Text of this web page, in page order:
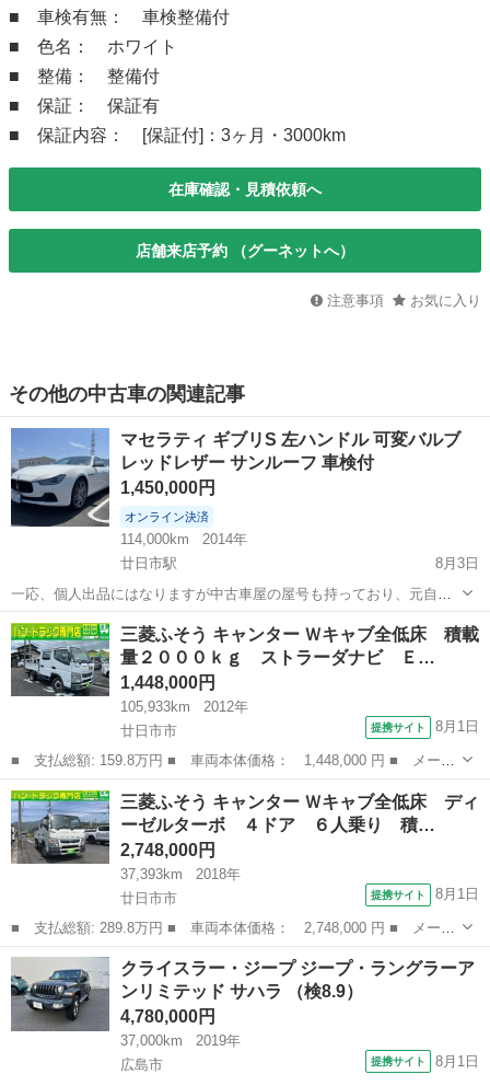
■ 車検有無： 車検整備付
■ 色名： ホワイト
■ 整備： 整備付
■ 保証： 保証有
■ 保証内容： [保証付]：3ヶ月・3000km
在庫確認・見積依頼へ
店舗来店予約 （グーネットへ）
注意事項 お気に入り
その他の中古車の関連記事
マセラティ ギブリS 左ハンドル 可変バルブ
レッドレザー サンルーフ 車検付
1,450,000円
オンライン決済
114,000km
2014年
廿日市駅
8月3日
一応、個人出品にはなりますが中古車屋の屋号も持っており、元自動
車整備士ですので車の状態の目利きはただの個人出品の方とは違いま
す。 平成26年式、マセラティギブリSになります。 Sの為、馬力は410
馬力になります。 ベースグレ...
広島 廿日市市 廿日市駅 その他
三菱ふそう キャンター Ｗキャブ全低床 積載
量２０００ｋｇ ストラーダナビ Ｅ…
1,448,000円
105,933km
2012年
廿日市市
提携サイト 8月1日
■ 支払総額: 159.8万円 ■ 車両本体価格： 1,448,000 円 ■ メーカ
ー名： 三菱ふそう ■ 車種名： キャンター ■ グレード名： Ｗ
キャブ全低床 積載量２０００ｋｇ ストラーダナビ ＥＴＣ リア
ヒーター...
広島 廿日市市 その他
三菱ふそう キャンター Ｗキャブ全低床 ディ
ーゼルターボ ４ドア ６人乗り 積…
2,748,000円
37,393km
2018年
廿日市市
提携サイト 8月1日
■ 支払総額: 289.8万円 ■ 車両本体価格： 2,748,000 円 ■ メーカ
ー名： 三菱ふそう ■ 車種名： キャンター ■ グレード名： Ｗ
キャブ全低床 ディーゼルターボ ４ドア ６人乗り 積載量２．０
ｔ レン...
広島 廿日市市 その他
クライスラー・ジープ ジープ・ラングラーア
ンリミテッド サハラ （検8.9）
4,780,000円
37,000km
2019年
広島市
提携サイト 8月1日